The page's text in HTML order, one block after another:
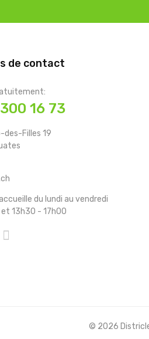
de contact
16 73
des-Filles 19
du lundi au vendredi
13h30 - 17h00
© 2026